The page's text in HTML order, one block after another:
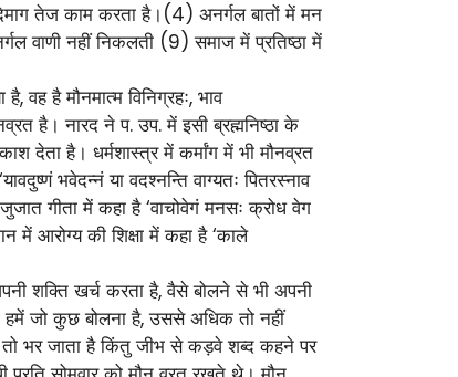
तेज काम करता है।(4) अनर्गल बातों में मन
वाणी नहीं निकलती (9) समाज में प्रतिष्ठा में
है मौनमात्म विनिग्रहः, भाव
है। नारद ने प. उप. में इसी ब्रह्मनिष्ठा के
देता है। धर्मशास्त्र में कर्मांग में भी मौनव्रत
भवेदन्नं या वदश्नन्ति वाग्यतः पितरस्नाव
गीता में कहा है ‘वाचोवेगं मनसः क्रोध वेग
में आरोग्य की शिक्षा में कहा है ‘काले
शक्ति खर्च करता है, वैसे बोलने से भी अपनी
हमें जो कुछ बोलना है, उससे अधिक तो नहीं
भर जाता है किंतु जीभ से कड़वे शब्द कहने पर